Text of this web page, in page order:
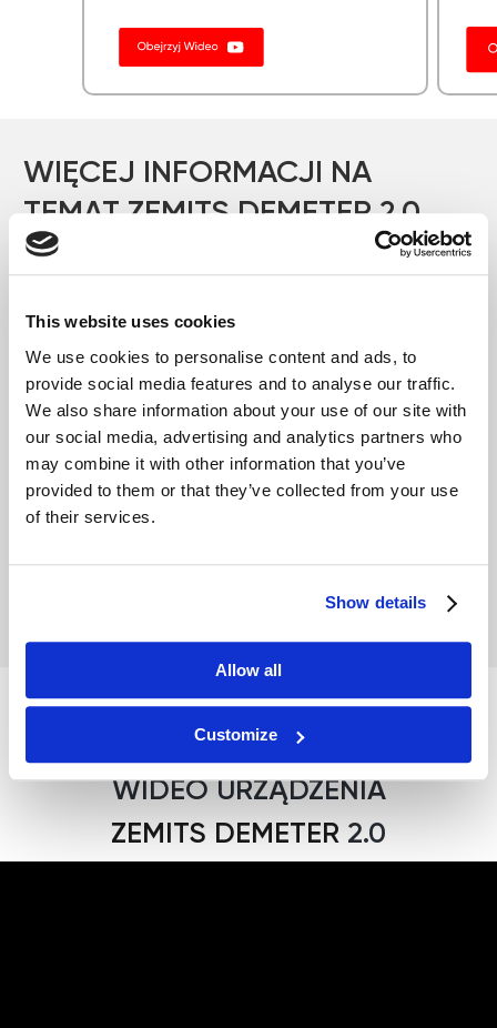
This website uses cookies
We use cookies to personalise content and ads, to
provide social media features and to analyse our traffic.
We also share information about your use of our site with
our social media, advertising and analytics partners who
may combine it with other information that you’ve
provided to them or that they’ve collected from your use
of their services.
Show details
Allow all
Customize
Rezultaty Przed/Po
Technologia
Opłacalność
Finanse
Darmowe szkolenia
ZOBACZ RECENZJĘ
WIDEO URZĄDZENIA
ZEMITS DEMETER 2.0